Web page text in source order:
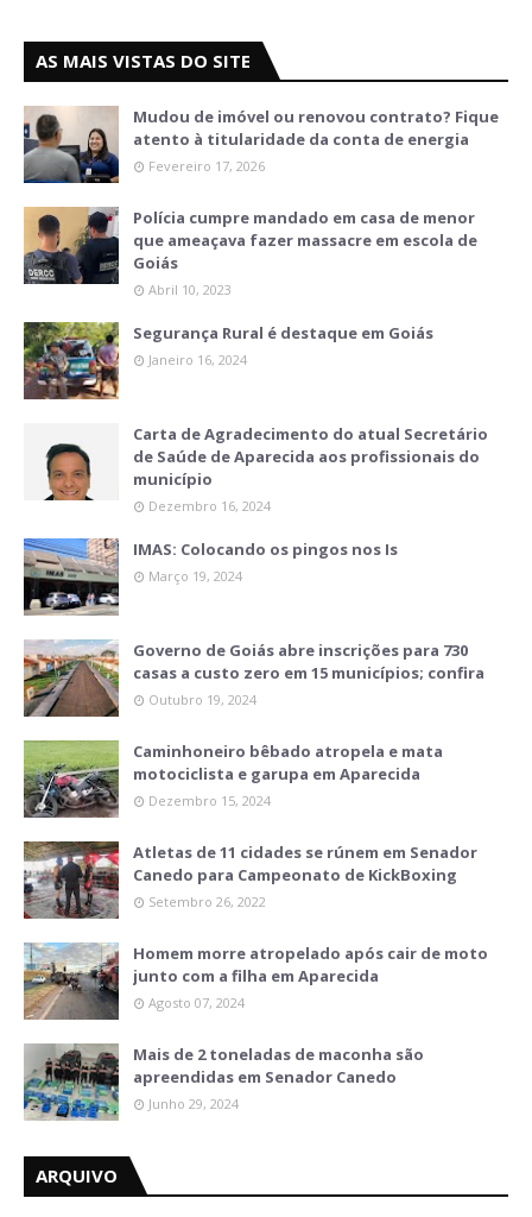
AS MAIS VISTAS DO SITE
Mudou de imóvel ou renovou contrato? Fique
atento à titularidade da conta de energia
Fevereiro 17, 2026
Polícia cumpre mandado em casa de menor
que ameaçava fazer massacre em escola de
Goiás
Abril 10, 2023
Segurança Rural é destaque em Goiás
Janeiro 16, 2024
Carta de Agradecimento do atual Secretário
de Saúde de Aparecida aos profissionais do
município
Dezembro 16, 2024
IMAS: Colocando os pingos nos Is
Março 19, 2024
Governo de Goiás abre inscrições para 730
casas a custo zero em 15 municípios; confira
Outubro 19, 2024
Caminhoneiro bêbado atropela e mata
motociclista e garupa em Aparecida
Dezembro 15, 2024
Atletas de 11 cidades se rúnem em Senador
Canedo para Campeonato de KickBoxing
Setembro 26, 2022
Homem morre atropelado após cair de moto
junto com a filha em Aparecida
Agosto 07, 2024
Mais de 2 toneladas de maconha são
apreendidas em Senador Canedo
Junho 29, 2024
ARQUIVO